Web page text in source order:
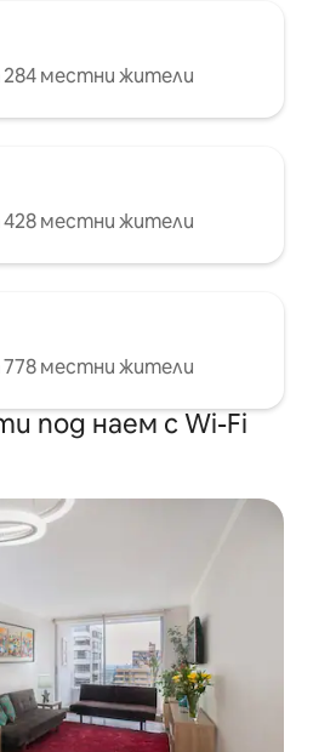
местни жители
местни жители
местни жители
под наем с Wi-Fi